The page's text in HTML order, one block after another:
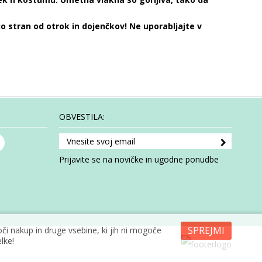
stran od otrok in dojenčkov! Ne uporabljajte v
OBVESTILA:
Prijavite se na novičke in ugodne ponudbe
SPREJMI
nakup in druge vsebine, ki jih ni mogoče